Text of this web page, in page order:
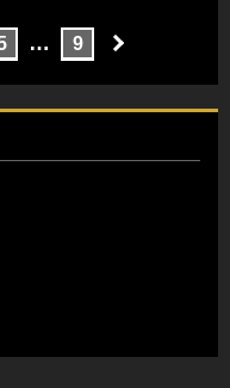
… 9